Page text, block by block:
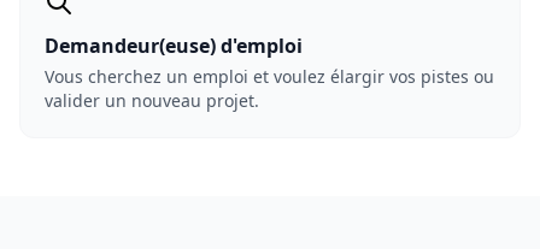
Demandeur(euse) d'emploi
Vous cherchez un emploi et voulez élargir vos pistes ou
valider un nouveau projet.